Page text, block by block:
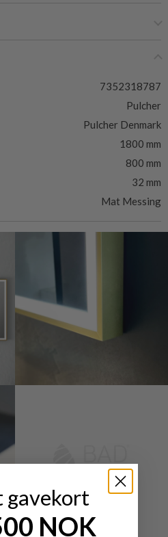
7352318787
Pulcher
Pulcher Denmark
1800 mm
800 mm
32 mm
Mat Messing
gavekort
NOK